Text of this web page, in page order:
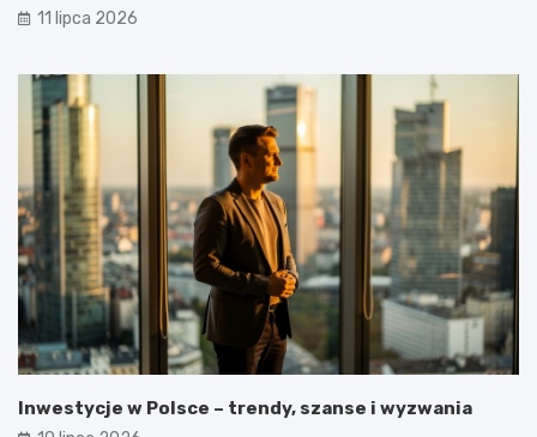
11 lipca 2026
Inwestycje w Polsce – trendy, szanse i wyzwania